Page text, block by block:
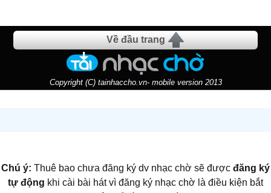
Về đầu trang
Copyright (C) tainhaccho.vn- mobile version 2013
Chú ý: Thuê bao chưa đăng ký dv nhạc chờ sẽ được đăng ký
tự động khi cài bài hát vì đăng ký nhạc chờ là điều kiện bắt